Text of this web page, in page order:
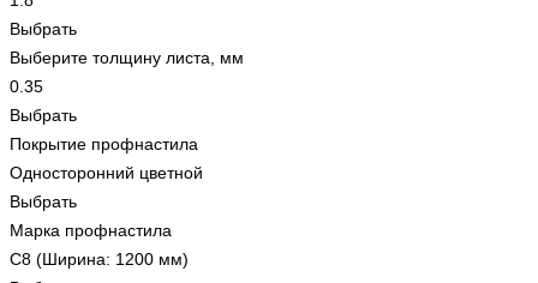
Выбрать
Выберите толщину листа, мм
0.35
Выбрать
Покрытие профнастила
Односторонний цветной
Выбрать
Марка профнастила
С8 (Ширина: 1200 мм)